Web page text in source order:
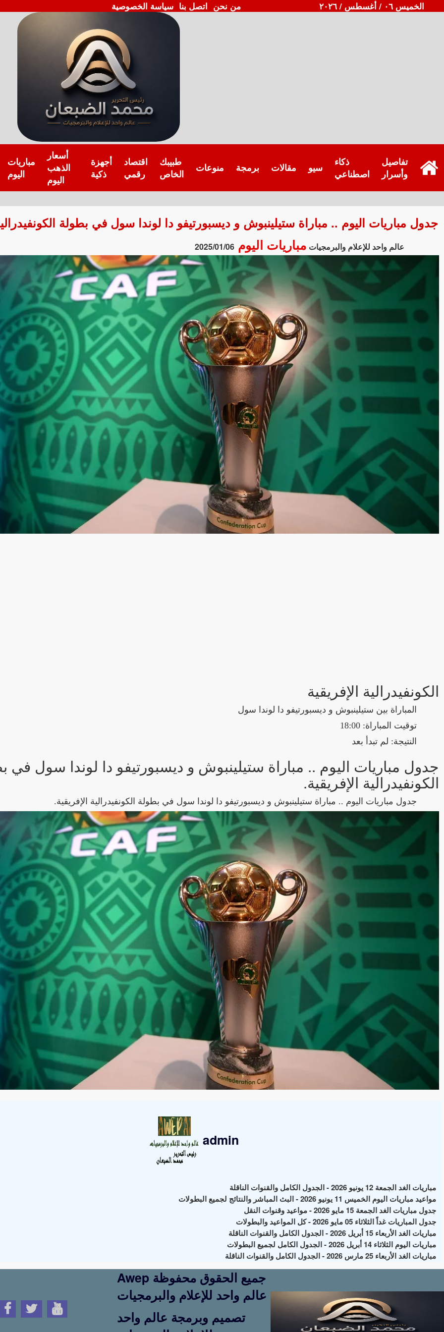
الخميس ٠٦ / أغسطس / ٢٠٢٦ من نحن اتصل بنا سياسة الخصوصية
مباريات
اليوم
أسعار
الذهب
اليوم
أجهزة
ذكية
اقتصاد
رقمي
طبيبك
الخاص
منوعات برمجة مقالات سيو
ذكاء
اصطناعي
تفاصيل
وأسرار
جدول مباريات اليوم .. مباراة ستيلينبوش و ديسبورتيفو دا لوندا سول في بطولة
عالم واحد للإعلام والبرمجيات مباريات اليوم 2025/01/06
الكونفيدرالية الإفريقية
المباراة بين ستيلينبوش و ديسبورتيفو دا لوندا سول
توقيت المباراة: 18:00
النتيجة: لم تبدأ بعد
جدول مباريات اليوم .. مباراة ستيلينبوش و ديسبورتيفو دا لوندا سول في
الكونفيدرالية الإفريقية.
جدول مباريات اليوم .. مباراة ستيلينبوش و ديسبورتيفو دا لوندا سول في بطولة الكونفيدرالية الإفريقية.
admin
مباريات الغد الجمعة 12 يونيو 2026 - الجدول الكامل والقنوات الناقلة
مواعيد مباريات اليوم الخميس 11 يونيو 2026 - البث المباشر والنتائج لجميع البطولات
جدول مباريات الغد الجمعة 15 مايو 2026 - مواعيد وقنوات النقل
جدول المباريات غداً الثلاثاء 05 مايو 2026 - كل المواعيد والبطولات
مباريات الغد الأربعاء 15 أبريل 2026 - الجدول الكامل والقنوات الناقلة
مباريات اليوم الثلاثاء 14 أبريل 2026 - الجدول الكامل لجميع البطولات
مباريات الغد الأربعاء 25 مارس 2026 - الجدول الكامل والقنوات الناقلة
Awep جميع الحقوق محفوظة
عالم واحد للإعلام والبرمجيات
تصميم وبرمجة عالم واحد